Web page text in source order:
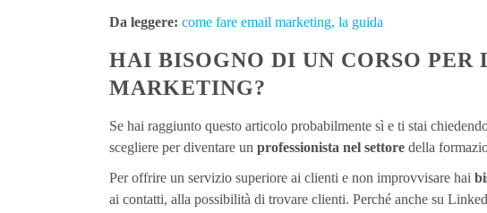
Da leggere: come fare email marketing, la guida
HAI BISOGNO DI UN CORSO PER
MARKETING?
Se hai raggiunto questo articolo probabilmente sì e ti stai
scegliere per diventare un professionista nel settore della
Per offrire un servizio superiore ai clienti e non improvvisare hai
ai contatti, alla possibilità di trovare clienti. Perché anche su